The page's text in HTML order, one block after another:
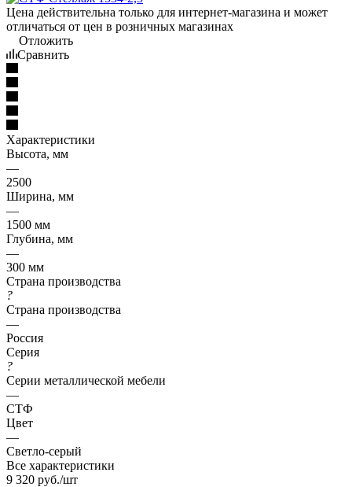
Цена действительна только для интернет-магазина и может
отличаться от цен в розничных магазинах
Отложить
Сравнить
Характеристики
Высота, мм
—
2500
Ширина, мм
—
1500 мм
Глубина, мм
—
300 мм
Страна производства
?
Страна производства
—
Россия
Серия
?
Серии металлической мебели
—
СТФ
Цвет
—
Светло-серый
Все характеристики
9 320 руб./шт